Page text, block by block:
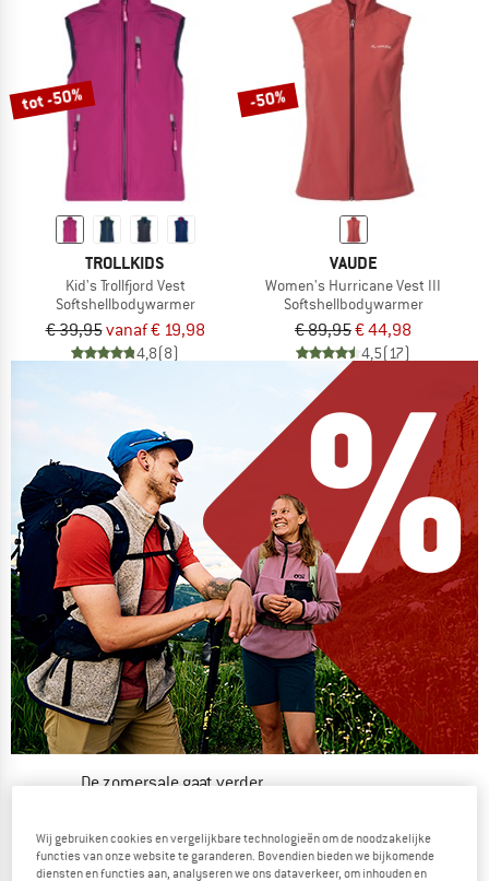
tot -50%
TROLLKIDS
Kid's Trollfjord Vest
Softshellbodywarmer
€ 39,95vanaf € 19,98
4,8(8)
-50%
VAUDE
Women's Hurricane Vest III
Softshellbodywarmer
€ 89,95€ 44,98
4,5(17)
De zomersale gaat verder
NAAR DE SALE
Wij gebruiken cookies en vergelijkbare technologieën om de noodzakelijke
functies van onze website te garanderen. Bovendien bieden we bijkomende
diensten en functies aan, analyseren we ons dataverkeer, om inhouden en